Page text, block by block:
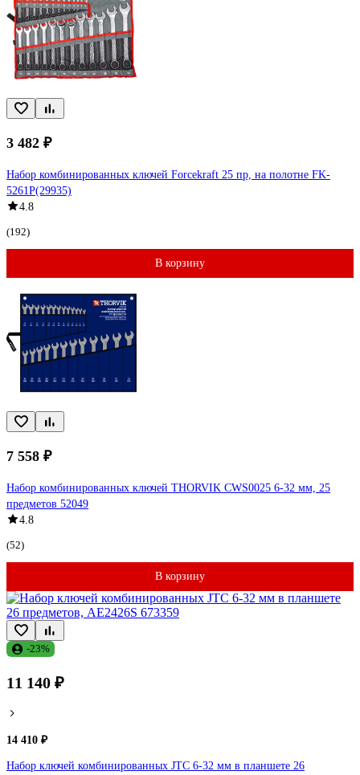
3 482 ₽
Набор комбинированных ключей Forcekraft 25 пр, на полотне FK-
5261P(29935)
4.8
(192)
В корзину
7 558 ₽
Набор комбинированных ключей THORVIK CWS0025 6-32 мм, 25
предметов 52049
4.8
(52)
В корзину
-23%
11 140 ₽
14 410 ₽
Набор ключей комбинированных JTC 6-32 мм в планшете 26